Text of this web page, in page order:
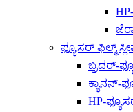
ಫ್ಯೂಸರ್ ಫಿಲ್ಮ್
ಬ್ರದರ್-
ಕ್ಯಾನನ್-
HP-